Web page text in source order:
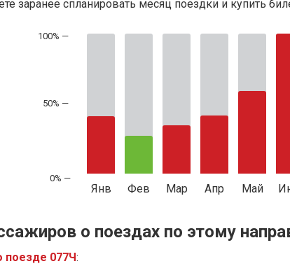
заранее спланировать месяц поездки и купить
50% —
Янв Фев Мар Апр Май
о поездах по этому
поезде 077Ч: